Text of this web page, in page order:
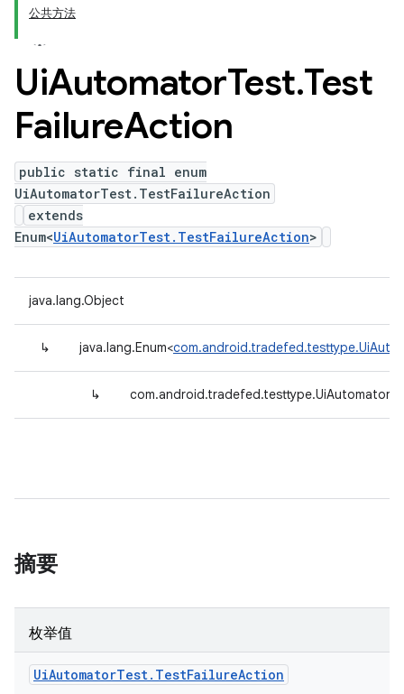
公共方法
UiAutomatorTest.Test
FailureAction
public static final enum
UiAutomatorTest.TestFailureAction
extends
Enum<UiAutomatorTest.TestFailureAction>
java.lang.Object
↳ java.lang.Enum<
↳
摘要
枚举值
UiAutomatorTest. TestFailureAction